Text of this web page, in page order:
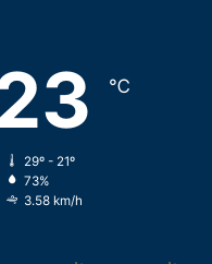
℃
29º - 21º
73%
3.58 km/h